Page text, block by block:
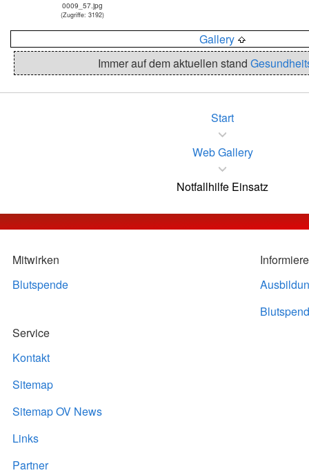
0009_57.jpg
(Zugriffe: 3192)
Gallery
Immer auf dem aktuellen stand
Start
Web Gallery
Notfallhilfe Einsatz
Mitwirken
Blutspende
Service
Kontakt
Sitemap
Sitemap OV News
Links
Partner